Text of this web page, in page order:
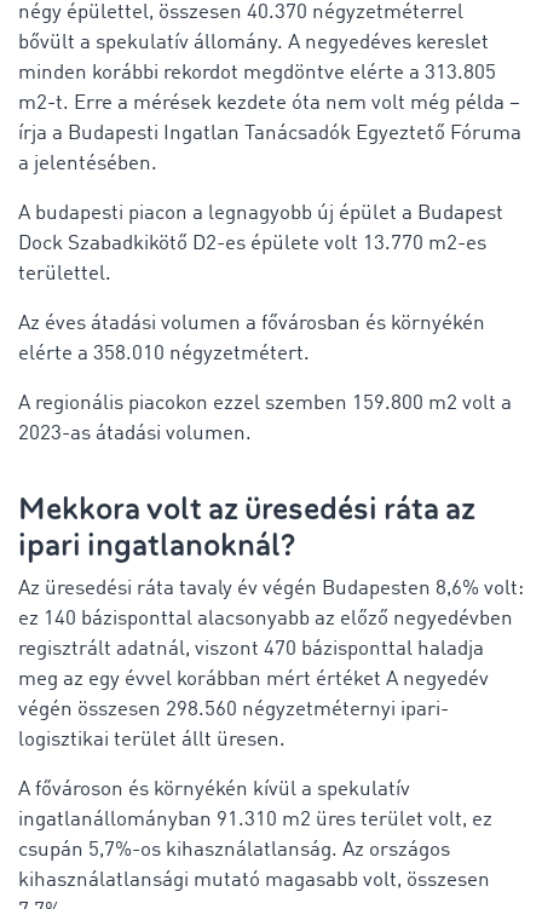
négy épülettel, összesen 40.370 négyzetméterrel
bővült a spekulatív állomány. A negyedéves kereslet
minden korábbi rekordot megdöntve elérte a 313.805
m2-t. Erre a mérések kezdete óta nem volt még példa –
írja a Budapesti Ingatlan Tanácsadók Egyeztető Fóruma
a jelentésében.
A budapesti piacon a legnagyobb új épület a Budapest
Dock Szabadkikötő D2-es épülete volt 13.770 m2-es
területtel.
Az éves átadási volumen a fővárosban és környékén
elérte a 358.010 négyzetmétert.
A regionális piacokon ezzel szemben 159.800 m2 volt a
2023-as átadási volumen.
Mekkora volt az üresedési ráta az
ipari ingatlanoknál?
Az üresedési ráta tavaly év végén Budapesten 8,6% volt:
ez 140 bázisponttal alacsonyabb az előző negyedévben
regisztrált adatnál, viszont 470 bázisponttal haladja
meg az egy évvel korábban mért értéket A negyedév
végén összesen 298.560 négyzetméternyi ipari-
logisztikai terület állt üresen.
A fővároson és környékén kívül a spekulatív
ingatlanállományban 91.310 m2 üres terület volt, ez
csupán 5,7%-os kihasználatlanság. Az országos
kihasználatlansági mutató magasabb volt, összesen